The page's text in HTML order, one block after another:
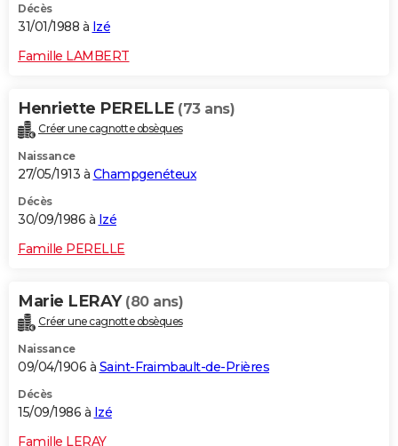
Décès
31/01/1988 à Izé
Famille LAMBERT
Henriette PERELLE (73 ans)
Créer une cagnotte obsèques
Naissance
27/05/1913 à Champgenéteux
Décès
30/09/1986 à Izé
Famille PERELLE
Marie LERAY (80 ans)
Créer une cagnotte obsèques
Naissance
09/04/1906 à Saint-Fraimbault-de-Prières
Décès
15/09/1986 à Izé
Famille LERAY